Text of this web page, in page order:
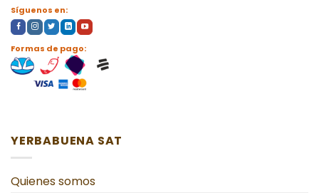
Síguenos en:
Formas de pago:
YERBABUENA SAT
Quienes somos